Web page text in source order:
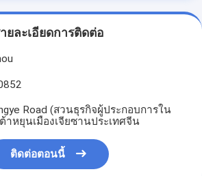
ยละเอียดการติดต่อ
Road (สวนธุรกิจผู้ประกอบการใน
ต้าหยุนเมืองเจียซานประเทศจีน
ติดต่อตอนนี้